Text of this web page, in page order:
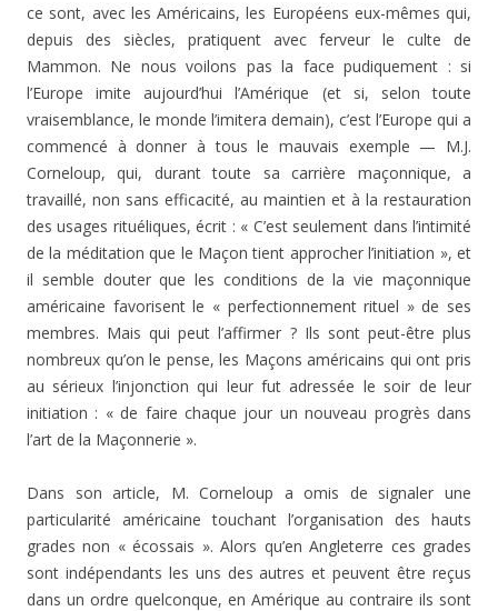
ce sont, avec les Américains, les Européens eux-mêmes qui,
depuis des siècles, pratiquent avec ferveur le culte de
Mammon. Ne nous voilons pas la face pudique­ment : si
l’Europe imite aujourd’hui l’Amérique (et si, se­lon toute
vraisemblance, le monde l’imitera demain), c’est l’Europe qui a
commencé à donner à tous le mauvais exemple — M.J.
Corneloup, qui, durant toute sa carrière maçonnique, a
travaillé, non sans efficacité, au maintien et à la restauration
des usages rituéliques, écrit : « C’est seulement dans l’intimité
de la méditation que le Maçon tient approcher l’initiation », et
il semble douter que les conditions de la vie maçonnique
américaine favorisent le « perfectionnement rituel » de ses
membres. Mais qui peut l’affirmer ? Ils sont peut-être plus
nombreux qu’on le pense, les Maçons américains qui ont pris
au sérieux l’in­jonction qui leur fut adressée le soir de leur
initiation : « de faire chaque jour un nouveau progrès dans
l’art de la Maçonnerie ».
Dans son article, M. Corneloup a omis de signaler une
particularité américaine touchant l’organisation des hauts
grades non « écossais ». Alors qu’en Angleterre ces grades
sont indépendants les uns des autres et peuvent être reçus
dans un ordre quelconque, en Amérique au contraire ils sont